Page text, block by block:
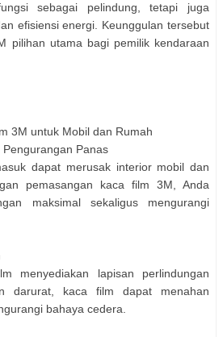
sebagai pelindung, tetapi juga
efisiensi energi. Keunggulan tersebut
pilihan utama bagi pemilik kendaraan
3M untuk Mobil dan Rumah
Panas
dapat merusak interior mobil dan
pemasangan kaca film 3M, Anda
maksimal sekaligus mengurangi
menyediakan lapisan perlindungan
darurat, kaca film dapat menahan
bahaya cedera.